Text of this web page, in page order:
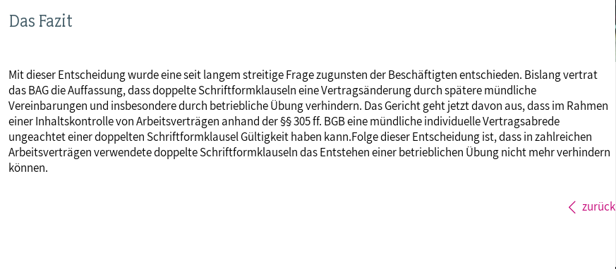
Das Fazit
Mit dieser Entscheidung wurde eine seit langem streitige Frage zugunsten der Beschäftigten entschieden. Bislang vertrat
das BAG die Auffassung, dass doppelte Schriftformklauseln eine Vertragsänderung durch spätere mündliche
Vereinbarungen und insbesondere durch betriebliche Übung verhindern. Das Gericht geht jetzt davon aus, dass im Rahmen
einer Inhaltskontrolle von Arbeitsverträgen anhand der §§ 305 ff. BGB eine mündliche individuelle Vertragsabrede
ungeachtet einer doppelten Schriftformklausel Gültigkeit haben kann.Folge dieser Entscheidung ist, dass in zahlreichen
Arbeitsverträgen verwendete doppelte Schriftformklauseln das Entstehen einer betrieblichen Übung nicht mehr verhindern
können.
zurück